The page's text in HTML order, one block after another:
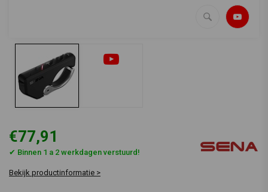
€77,91
✔ Binnen 1 a 2 werkdagen verstuurd!
Bekijk productinformatie >